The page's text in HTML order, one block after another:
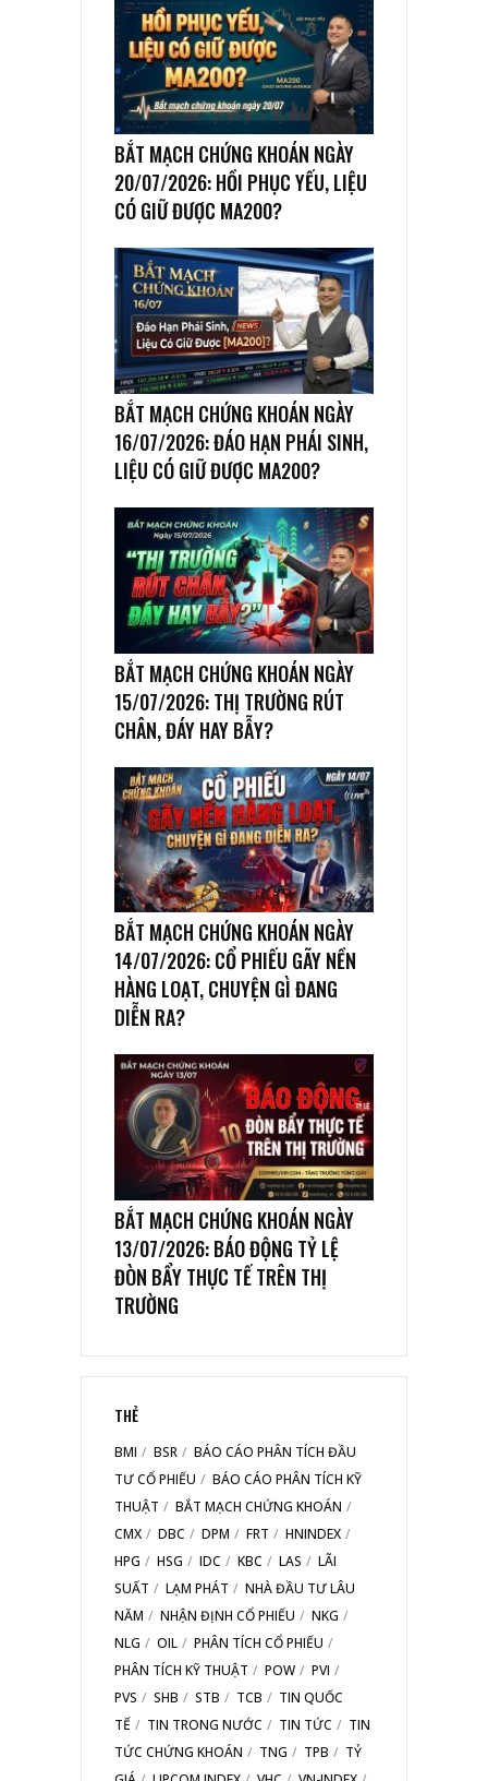
BẮT MẠCH CHỨNG KHOÁN NGÀY
20/07/2026: HỒI PHỤC YẾU, LIỆU
CÓ GIỮ ĐƯỢC MA200?
BẮT MẠCH CHỨNG KHOÁN NGÀY
16/07/2026: ĐÁO HẠN PHÁI SINH,
LIỆU CÓ GIỮ ĐƯỢC MA200?
BẮT MẠCH CHỨNG KHOÁN NGÀY
15/07/2026: THỊ TRƯỜNG RÚT
CHÂN, ĐÁY HAY BẪY?
BẮT MẠCH CHỨNG KHOÁN NGÀY
14/07/2026: CỔ PHIẾU GÃY NỀN
HÀNG LOẠT, CHUYỆN GÌ ĐANG
DIỄN RA?
BẮT MẠCH CHỨNG KHOÁN NGÀY
13/07/2026: BÁO ĐỘNG TỶ LỆ
ĐÒN BẨY THỰC TẾ TRÊN THỊ
TRƯỜNG
THẺ
BMI BSR
BÁO CÁO PHÂN TÍCH ĐẦU
TƯ CỔ PHIẾU
BÁO CÁO PHÂN TÍCH KỸ
THUẬT
BẮT MẠCH CHỨNG KHOÁN
CMX
DBC DPM FRT
HNINDEX
HPG
HSG IDC KBC LAS
LÃI
SUẤT
LẠM PHÁT
NHÀ ĐẦU TƯ LÂU
NĂM
NHẬN ĐỊNH CỔ PHIẾU
NKG
NLG
OIL
PHÂN TÍCH CỔ PHIẾU
PHÂN TÍCH KỸ THUẬT
POW
PVI
PVS
SHB STB TCB
TIN QUỐC
TẾ
TIN TRONG NƯỚC TIN TỨC
TIN
TỨC CHỨNG KHOÁN
TNG TPB
TỶ